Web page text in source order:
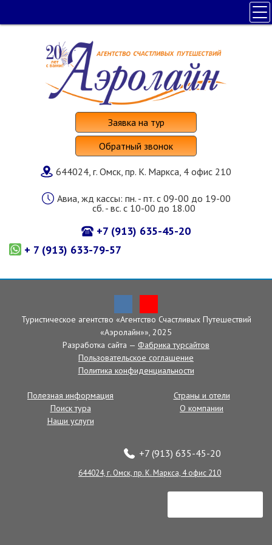
Заявка на тур
Обратный звонок
644024, г. Омск, пр. К. Маркса, 4 офис 210
Авиа, жд кассы: пн. - пт. с 09-00 до 19-00
сб. - вс. с 10-00 до 18.00
+7 (913) 635-45-20
+ 7 (913) 633-79-57
ПОИСК ТУРА
НАШИ УСЛУГИ
СТРАНЫ И ОТЕЛИ
О КОМПАНИИ
Главная»О компании»Наши достижения »Рекламные туры»
Туристическое агентство «Агентство Счастливых Путешествий
«Аэролайн»», 2025
Разработка сайта — Фабрика турсайтов
Пользовательское соглашение
Политика конфиденциальности
Полезная информация
Поиск тура
Наши услуги
Страны и отели
О компании
+7 (913) 635-45-20
644024, г. Омск, пр. К. Маркса, 4 офис 210